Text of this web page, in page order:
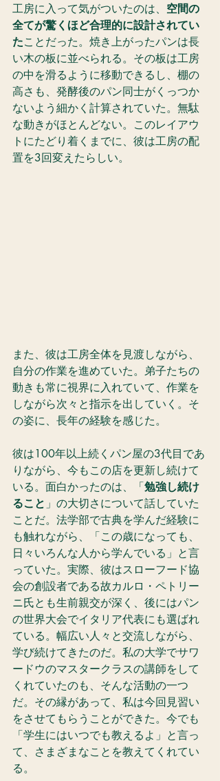
工房に入って気がついたのは、 空間の
全てが驚くほど合理的に設計されてい
たことだった。焼き上がったパンは長
い木の板に並べられる。その板は工房
の中を滑るように移動できるし、棚の
高さも、発酵後のパン同士がくっつか
ないよう細かく計算されていた。無駄
な動きがほとんどない。このレイアウ
トにたどり着くまでに、彼は工房の配
置を3回変えたらしい。
また、彼は工房全体を見渡しながら、
自分の作業を進めていた。弟子たちの
動きも常に視界に入れていて、作業を
しながら次々と指示を出していく。そ
の姿に、長年の経験を感じた。
彼は100年以上続くパン屋の3代目であ
りながら、今もこの店を更新し続けて
いる。面白かったのは、「勉強し続け
ること 」の大切さについて話していた
ことだ。法学部で古典を学んだ経験に
も触れながら、「この歳になっても、
日々いろんな人から学んでいる」と言
っていた。実際、彼はスローフード協
会の創設者である故カルロ・ペトリー
ニ氏とも生前親交が深く、後にはパン
の世界大会でイタリア代表にも選ばれ
ている。幅広い人々と交流しながら、
学び続けてきたのだ。私の大学でサワ
ードウのマスタークラスの講師をして
くれていたのも、そんな活動の一つ
だ。その縁があって、私は今回見習い
をさせてもらうことができた。今でも
「学生にはいつでも教えるよ」と言っ
て、さまざまなことを教えてくれてい
る。